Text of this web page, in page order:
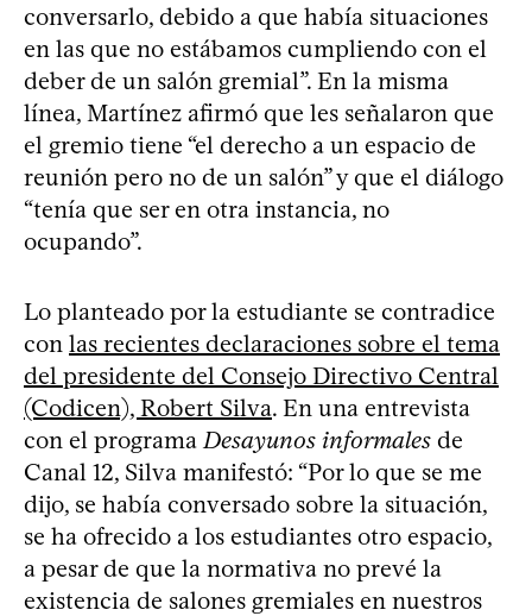
conversarlo, debido a que había situaciones
en las que no estábamos cumpliendo con el
deber de un salón gremial”. En la misma
línea, Martínez afirmó que les señalaron que
el gremio tiene “el derecho a un espacio de
reunión pero no de un salón” y que el diálogo
“tenía que ser en otra instancia, no
ocupando”.
Lo planteado por la estudiante se contradice
con las recientes declaraciones sobre el tema
del presidente del Consejo Directivo Central
(Codicen), Robert Silva. En una entrevista
con el programa Desayunos informales de
Canal 12, Silva manifestó: “Por lo que se me
dijo, se había conversado sobre la situación,
se ha ofrecido a los estudiantes otro espacio,
a pesar de que la normativa no prevé la
existencia de salones gremiales en nuestros